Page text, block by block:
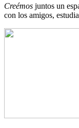
Creémos juntos un
con los amigos,